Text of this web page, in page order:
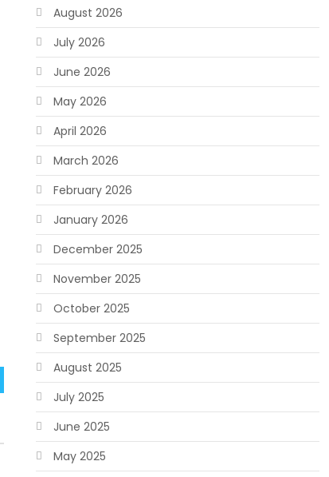
August 2026
July 2026
June 2026
May 2026
April 2026
March 2026
February 2026
January 2026
December 2025
November 2025
October 2025
September 2025
August 2025
July 2025
June 2025
May 2025